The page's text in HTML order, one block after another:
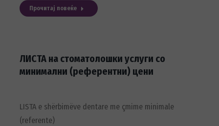
Прочитај повеќе
ЛИСТА на стоматолошки услуги со
минимални (референтни) цени
LISTA e shërbimëve dentare me çmime minimale
(referente)